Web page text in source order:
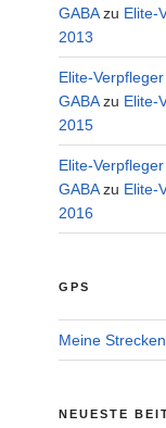
GABAzu Elite-
2013
Elite-
GABAzu Elite-
2015
Elite-
GABAzu Elite-
2016
GPS
Meine Strecken
NEUESTE